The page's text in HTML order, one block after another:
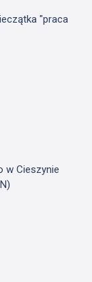
"praca
w Cieszynie